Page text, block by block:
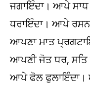
ਜਗਾਇੰਦਾ। ਆਪੇ
ਧਰਾਇੰਦਾ। ਆਪੇ
ਆਪਣਾ ਮਾਤ
ਆਪਣੀ ਜੋਤ ਧਰ, ਸਤਿ
ਆਪੇ ਫੋਲ ਫੁਲਾਇੰਦਾ।